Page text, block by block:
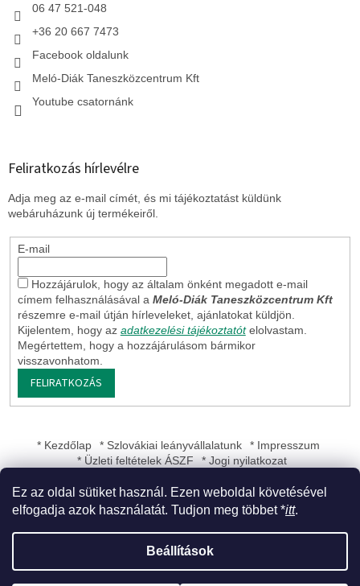
Ez az oldal sütiket használ. Ezen weboldal követésével
elfogadja azok használatát. Tudjon meg többet *itt.
Beállítások
06 47 521-048
+36 20 667 7473
Facebook oldalunk
Meló-Diák Taneszközcentrum Kft
Youtube csatornánk
Feliratkozás hírlevélre
Adja meg az e-mail címét, és mi tájékoztatást küldünk
webáruházunk új termékeiről.
E-mail
Hozzájárulok, hogy az általam önként megadott e-mail
címem felhasználásával a Meló-Diák Taneszközcentrum Kft
részemre e-mail útján hírleveleket, ajánlatokat küldjön.
Kijelentem, hogy az adatkezelési tájékoztatót elolvastam.
Megértettem, hogy a hozzájárulásom bármikor
visszavonhatom.
FELIRATKOZÁS
* Kezdőlap * Szlovákiai leányvállalatunk
* Impresszum
* Üzleti feltételek ÁSZF
* Jogi nyilatkozat